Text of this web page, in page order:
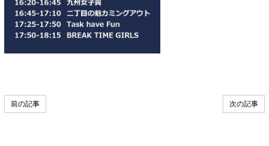
次の記事
前の記事